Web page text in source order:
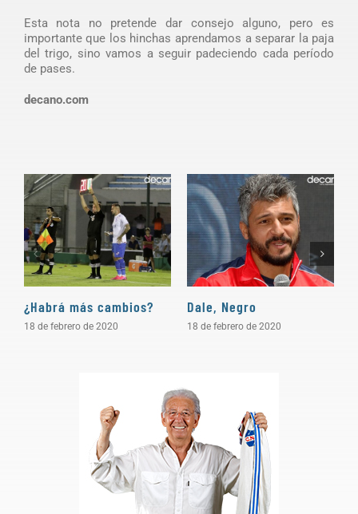
Esta nota no pretende dar consejo alguno, pero es
importante que los hinchas aprendamos a separar la paja
del trigo, sino vamos a seguir padeciendo cada período
de pases.
decano.com
¿Habrá más cambios?
18 de febrero de 2020
Dale, Negro
18 de febrero de 2020